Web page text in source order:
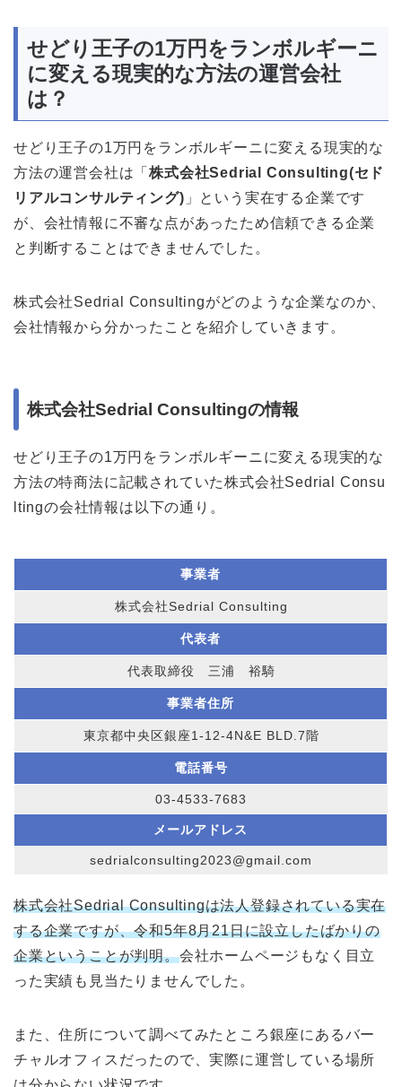
せどり王子の1万円をランボルギーニ
に変える現実的な方法の運営会社
は？
せどり王子の1万円をランボルギーニに変える現実的な
方法の運営会社は「株式会社Sedrial Consulting(セド
リアルコンサルティング) 」という実在する企業です
が、会社情報に不審な点があったため信頼できる企業
と判断することはできませんでした。
株式会社Sedrial Consultingがどのような企業なのか、
会社情報から分かったことを紹介していきます。
株式会社Sedrial Consultingの情報
せどり王子の1万円をランボルギーニに変える現実的な
方法の特商法に記載されていた株式会社Sedrial Consu
ltingの会社情報は以下の通り。
事業者
株式会社Sedrial Consulting
代表者
代表取締役 三浦 裕騎
事業者住所
東京都中央区銀座1-12-4N&E BLD.7階
電話番号
03-4533-7683
メールアドレス
sedrialconsulting2023@gmail.com
株式会社Sedrial Consultingは法人登録されている実在
する企業ですが、令和5年8月21日に設立したばかりの
企業ということが判明。会社ホームページもなく目立
った実績も見当たりませんでした。
また、住所について調べてみたところ銀座にあるバー
チャルオフィスだったので、実際に運営している場所